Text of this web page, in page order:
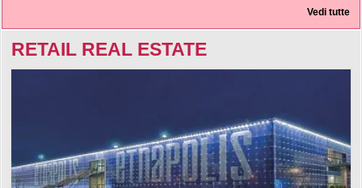
Vedi tutte
RETAIL REAL ESTATE